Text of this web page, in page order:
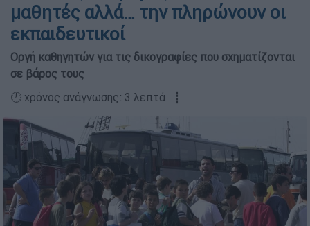
μαθητές αλλά… την πληρώνουν οι
εκπαιδευτικοί
Οργή καθηγητών για τις δικογραφίες που σχηματίζονται
σε βάρος τους
🕛 χρόνος ανάγνωσης: 3 λεπτά ┋